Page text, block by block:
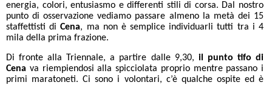
energia, colori, entusiasmo e differenti stili di corsa. Dal nostro
punto di osservazione vediamo passare almeno la metà dei 15
staffettisti diCena, ma non è semplice individuarli tutti tra i 4
mila della prima frazione.
Di fronte alla Triennale, a partire dalle 9,30, il punto tifo di
Cena va riempiendosi alla spicciolata proprio mentre passano i
primi maratoneti. Ci sono i volontari, c’è qualche ospite ed è